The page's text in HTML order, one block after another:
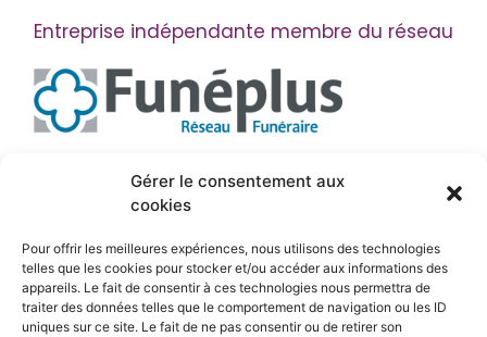
Gérer le consentement aux
cookies
Pour offrir les meilleures expériences, nous utilisons des technologies
telles que les cookies pour stocker et/ou accéder aux informations des
appareils. Le fait de consentir à ces technologies nous permettra de
traiter des données telles que le comportement de navigation ou les ID
uniques sur ce site. Le fait de ne pas consentir ou de retirer son
Entreprise indépendante membre du réseau
Suivez-nous